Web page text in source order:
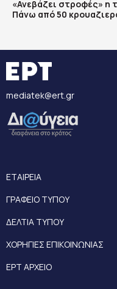
«Ανεβάζει στροφές» η
Πάνω από 50
mediatek@ert.gr
ΕΤΑΙΡΕΙΑ
ΓΡΑΦΕΙΟ ΤΥΠΟΥ
ΔΕΛΤΙΑ ΤΥΠΟΥ
ΧΟΡΗΓΙΕΣ ΕΠΙΚΟΙΝΩΝΙΑΣ
ΕΡΤ ΑΡΧΕΙΟ